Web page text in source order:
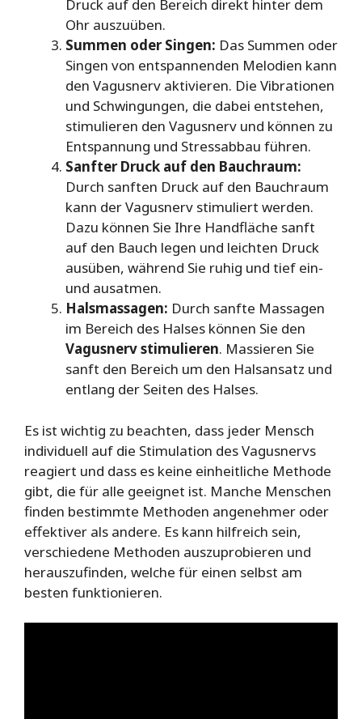
Druck auf den Bereich direkt hinter dem
Ohr auszuüben.
Summen oder Singen: Das Summen oder
Singen von entspannenden Melodien kann
den Vagusnerv aktivieren. Die Vibrationen
und Schwingungen, die dabei entstehen,
stimulieren den Vagusnerv und können zu
Entspannung und Stressabbau führen.
Sanfter Druck auf den Bauchraum:
Durch sanften Druck auf den Bauchraum
kann der Vagusnerv stimuliert werden.
Dazu können Sie Ihre Handfläche sanft
auf den Bauch legen und leichten Druck
ausüben, während Sie ruhig und tief ein-
und ausatmen.
Halsmassagen: Durch sanfte Massagen
im Bereich des Halses können Sie den
Vagusnerv stimulieren. Massieren Sie
sanft den Bereich um den Halsansatz und
entlang der Seiten des Halses.
Es ist wichtig zu beachten, dass jeder Mensch
individuell auf die Stimulation des Vagusnervs
reagiert und dass es keine einheitliche Methode
gibt, die für alle geeignet ist. Manche Menschen
finden bestimmte Methoden angenehmer oder
effektiver als andere. Es kann hilfreich sein,
verschiedene Methoden auszuprobieren und
herauszufinden, welche für einen selbst am
besten funktionieren.